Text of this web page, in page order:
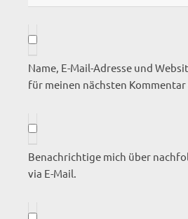
Name, E-Mail-Adresse und
für meinen nächsten Kommentar
Benachrichtige mich über
via E-Mail.